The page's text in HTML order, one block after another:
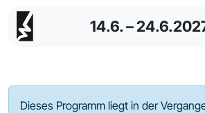
14.6. –
Programm - 2024
Dieses Programm liegt in der